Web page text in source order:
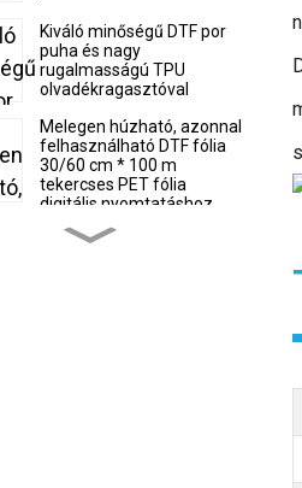
Kiváló minőségű DTF por
puha és nagy
rugalmasságú TPU
olvadékragasztóval
Melegen húzható, azonnal
felhasználható DTF fólia
30/60 cm * 100 m
tekercses PET fólia
digitális nyomtatáshoz
gyártónak
Kiváló minőségű,